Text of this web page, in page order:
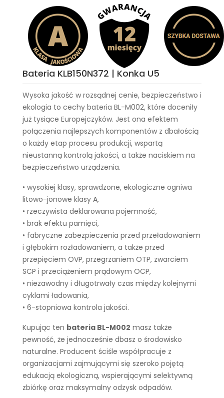
Bateria KLB150N372 | Konka U5
Wysoka jakość w rozsądnej cenie, bezpieczeństwo i
ekologia to cechy bateria BL-M002, które doceniły
już tysiące Europejczyków. Jest ona efektem
połączenia najlepszych komponentów z dbałością
o każdy etap procesu produkcji, wspartą
nieustanną kontrolą jakości, a także naciskiem na
bezpieczeństwo urządzenia.
• wysokiej klasy, sprawdzone, ekologiczne ogniwa
litowo-jonowe klasy A,
• rzeczywista deklarowana pojemność,
• brak efektu pamięci,
• fabryczne zabezpieczenia przed przeładowaniem
i głębokim rozładowaniem, a także przed
przepięciem OVP, przegrzaniem OTP, zwarciem
SCP i przeciążeniem prądowym OCP,
• niezawodny i długotrwały czas między kolejnymi
cyklami ładowania,
• 6-stopniowa kontrola jakości.
Kupując ten bateria BL-M002 masz także
pewność, że jednocześnie dbasz o środowisko
naturalne. Producent ściśle współpracuje z
organizacjami zajmującymi się szeroko pojętą
edukacją ekologiczną, wspierającymi selektywną
zbiórkę oraz maksymalny odzysk odpadów.